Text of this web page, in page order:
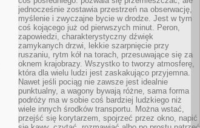
jednocześnie zostawia przestrzeń na obserwację,
myślenie i zwyczajne bycie w drodze. Jest w tym
coś kojącego już od pierwszych minut. Peron,
zapowiedzi, charakterystyczny dźwięk
zamykanych drzwi, lekkie szarpnięcie przy
ruszaniu, rytm kół na torach, przesuwające się za
oknem krajobrazy. Wszystko to tworzy atmosferę,
która dla wielu ludzi jest zaskakująco przyjemna.
Nawet jeśli pociąg nie zawsze jest idealnie
punktualny, a wagony bywają różne, sama forma
podróży ma w sobie coś bardziej ludzkiego niż
wiele innych środków transportu. Można wstać,
przejść się korytarzem, spojrzeć przez okno, napić